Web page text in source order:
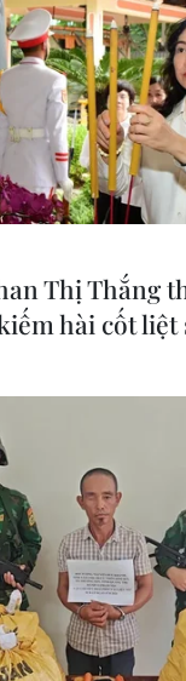
Thị Thắng
hài cốt liệt